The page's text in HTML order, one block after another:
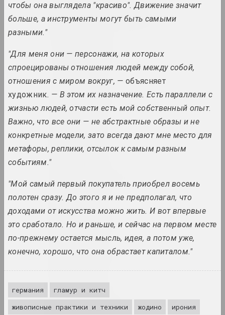
Ирина Ануфриева
художница, перформерка
Юрий Анушко
художник
Борис Аракчеев
художник
Art Aktivist
штаб фестиваля
Art Yard
объединение, штаб фестиваля
Арт-Беларусь (галерея)
Арт-Беларусь (премия)
премия, конкурс
чтобы она выглядела "красиво". Движение значит
больше, а инструменты могут быть самыми
разными."
"Для меня они — персонажи, на которых
спроецированы отношения людей между собой,
отношения с миром вокруг, — объясняет
художник. — В этом их назначение. Есть параллели с
жизнью людей, отчасти есть мой собственный опыт.
Важно, что все они — не абстрактные образы и не
конкретные модели, зато всегда дают мне место для
метафоры, реплики, отсылок к самым разным
событиям."
"Мой самый первый покупатель приобрел восемь
полотен сразу. До этого я и не предполагал, что
доходами от искусства можно жить. И вот впервые
это сработало. Но и раньше, и сейчас на первом месте
по-прежнему остается мысль, идея, а потом уже,
конечно, хорошо, что она обрастает капиталом."
германия
гламур и китч
живописные практики и техники
жодино ирония